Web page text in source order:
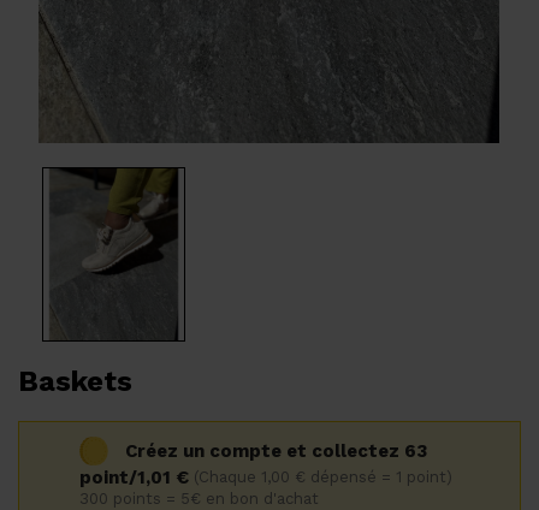
Baskets
Créez un compte et collectez 63
point/1,01 € (Chaque 1,00 € dépensé = 1 point)
300 points = 5€ en bon d'achat